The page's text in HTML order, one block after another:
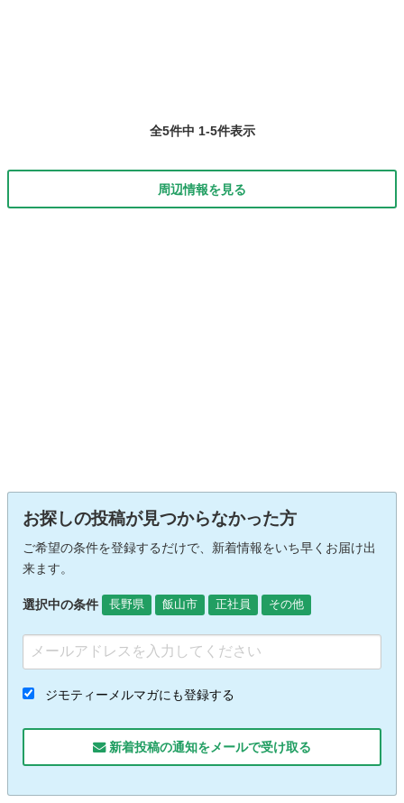
全5件中 1-5件表示
周辺情報を見る
お探しの投稿が見つからなかった方
ご希望の条件を登録するだけで、新着情報をいち早くお届け出
来ます。
選択中の条件 長野県 飯山市 正社員 その他
ジモティーメルマガにも登録する
新着投稿の通知をメールで受け取る